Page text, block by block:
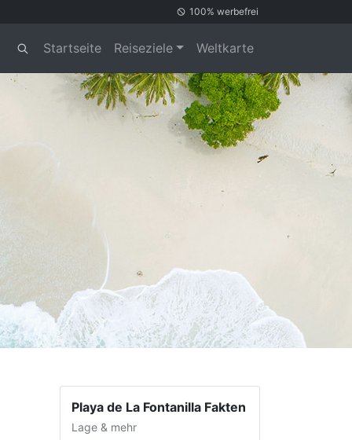
100% werbefrei
Startseite Reiseziele Weltkarte
Playa de La Fontanilla Fakten
Lage & mehr